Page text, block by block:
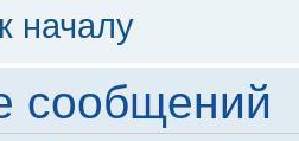
началу
сообщений